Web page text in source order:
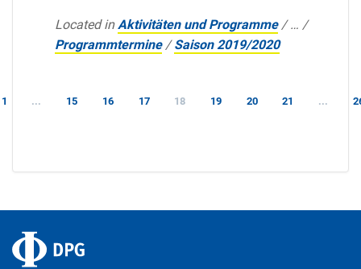
Located in Aktivitäten und Programme /… /
Programmtermine /Saison 2019/2020
1 ... 15 16 17 18 19 20 21 ...